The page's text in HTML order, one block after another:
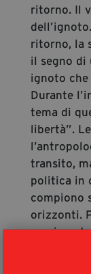
ritorno. Il
ritorno, la
il segno di
ignoto
Durante
tema di
libertà”.
transito,
politica in
compiono
orizzonti.